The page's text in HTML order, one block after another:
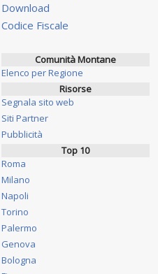
Download
Codice Fiscale
Comunità Montane
Elenco per Regione
Risorse
Segnala sito web
Siti Partner
Pubblicità
Top 10
Roma
Milano
Napoli
Torino
Palermo
Genova
Bologna